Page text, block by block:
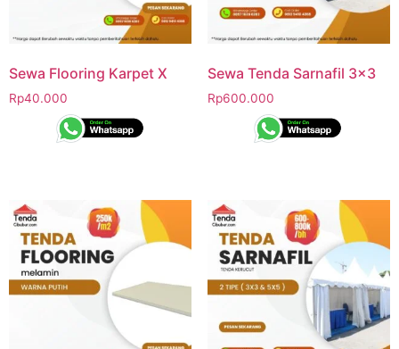
Sewa Flooring Karpet X
Rp40.000
Sewa Tenda Sarnafil 3×3
Rp600.000